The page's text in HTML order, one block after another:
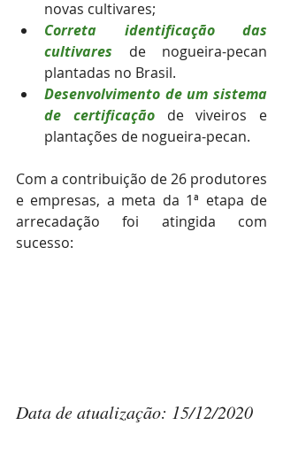
novas cultivares;
Correta identificação das
cultivares de nogueira-pecan
plantadas no Brasil.
Desenvolvimento de um sistema
de certificação de viveiros e
plantações de nogueira-pecan.
Com a contribuição de 26 produtores
e empresas, a meta da 1ª etapa de
arrecadação foi atingida com
sucesso:
Data de atualização: 15/12/2020